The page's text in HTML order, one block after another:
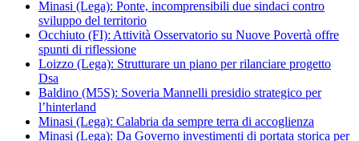
Minasi (Lega): Ponte, incomprensibili due sindaci contro
sviluppo del territorio
Occhiuto (FI): Attività Osservatorio su Nuove Povertà offre
spunti di riflessione
Loizzo (Lega): Strutturare un piano per rilanciare progetto
Dsa
Baldino (M5S): Soveria Mannelli presidio strategico per
l’hinterland
Minasi (Lega): Calabria da sempre terra di accoglienza
Minasi (Lega): Da Governo investimenti di portata storica per